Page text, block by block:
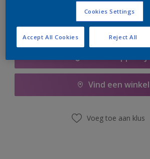
Vind een winkel
Voeg toe aan klus
Cookies Settings
Reject All
Accept All Cookies